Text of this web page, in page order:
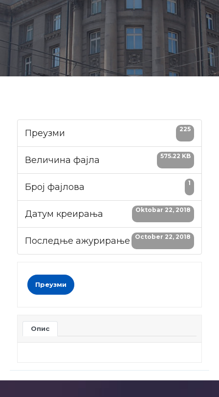
Преузми 225
Величина фајла 575.22 KB
Број фајлова 1
Датум креирања Oktobar 22, 2018
Последње ажурирање October 22, 2018
Преузми
Опис